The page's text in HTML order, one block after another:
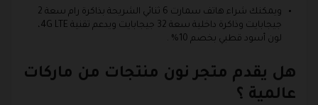
ويمكنك شراء هاتف سمارت 6 ثنائي الشريحة بذاكرة رام سعة 2
جيجابايت وذاكرة داخلية سعة 32 جيجابايت ويدعم تقنية 4G LTE،
لون أسود قطبي بخصم 10% .
هل يقدم متجر نون منتجات من ماركات
عالمية ؟